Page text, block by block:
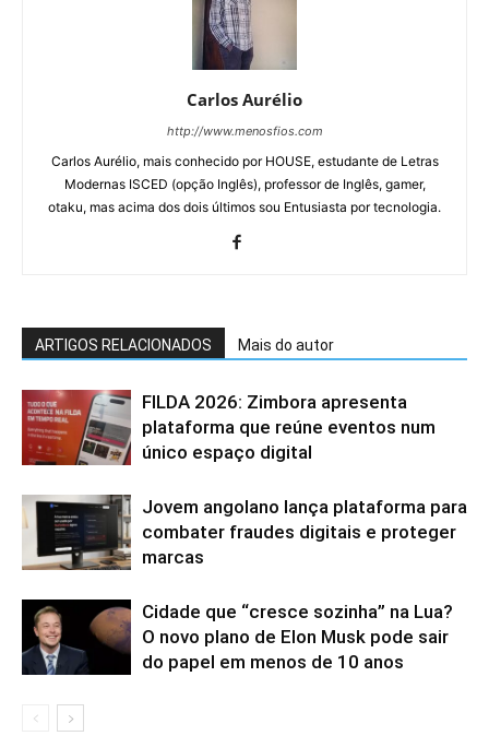
Carlos Aurélio
http://www.menosfios.com
Carlos Aurélio, mais conhecido por HOUSE, estudante de Letras
Modernas ISCED (opção Inglês), professor de Inglês, gamer,
otaku, mas acima dos dois últimos sou Entusiasta por tecnologia.
ARTIGOS RELACIONADOS Mais do autor
FILDA 2026: Zimbora apresenta
plataforma que reúne eventos num
único espaço digital
Jovem angolano lança plataforma para
combater fraudes digitais e proteger
marcas
Cidade que “cresce sozinha” na Lua?
O novo plano de Elon Musk pode sair
do papel em menos de 10 anos